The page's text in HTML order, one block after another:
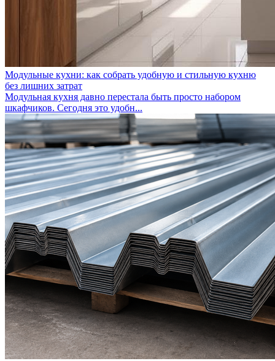
Модульные кухни: как собрать удобную и стильную кухню
без лишних затрат
Модульная кухня давно перестала быть просто набором
шкафчиков. Сегодня это удобн...